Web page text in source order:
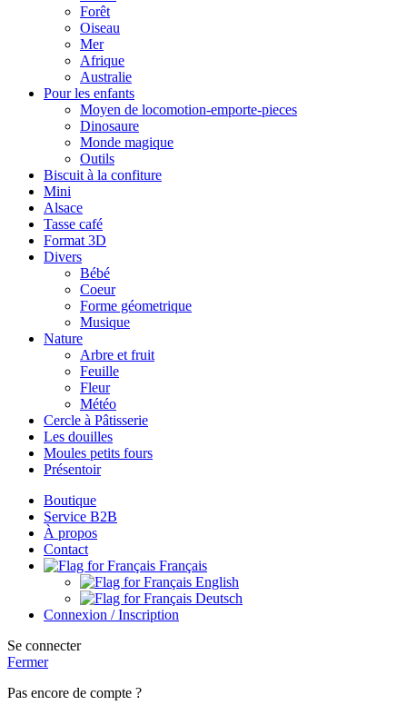
Forêt
Oiseau
Mer
Afrique
Australie
Pour les enfants
Moyen de locomotion-emporte-pieces
Dinosaure
Monde magique
Outils
Biscuit à la confiture
Mini
Alsace
Tasse café
Format 3D
Divers
Bébé
Coeur
Forme géometrique
Musique
Nature
Arbre et fruit
Feuille
Fleur
Météo
Cercle à Pâtisserie
Les douilles
Moules petits fours
Présentoir
Boutique
Service B2B
À propos
Contact
Français
English
Deutsch
Connexion / Inscription
Se connecter
Fermer
Pas encore de compte ?